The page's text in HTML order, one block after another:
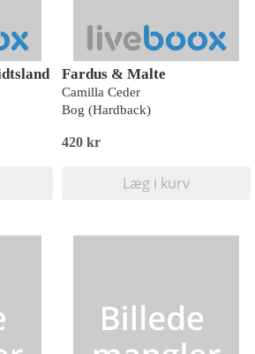
Fardus & Malte
Camilla Ceder
Bog (Hardback)
420 kr
Læg i kurv